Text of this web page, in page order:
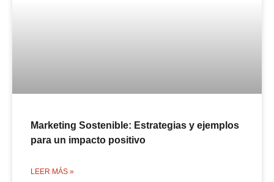
Marketing Sostenible: Estrategias y ejemplos
para un impacto positivo
LEER MÁS »